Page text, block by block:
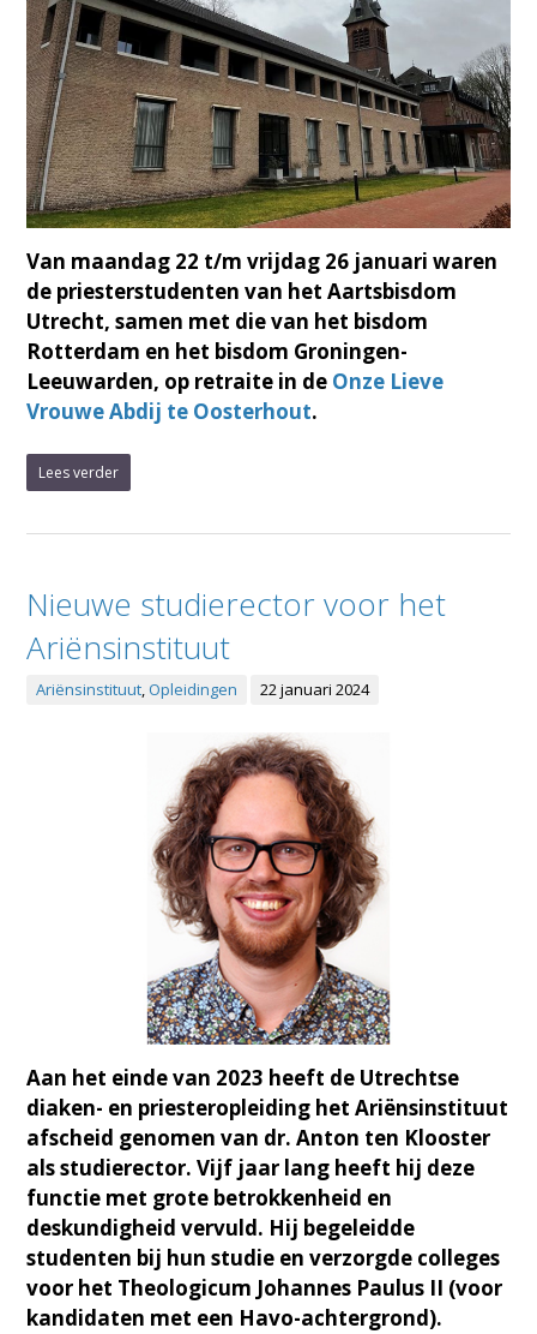
Van maandag 22 t/m vrijdag 26 januari waren
de priesterstudenten van het Aartsbisdom
Utrecht, samen met die van het bisdom
Rotterdam en het bisdom Groningen-
Leeuwarden, op retraite in de Onze Lieve
Vrouwe Abdij te Oosterhout.
Lees verder
Nieuwe studierector voor het
Ariënsinstituut
Ariënsinstituut,Opleidingen 22 januari 2024
Aan het einde van 2023 heeft de Utrechtse
diaken- en priesteropleiding het Ariënsinstituut
afscheid genomen van dr. Anton ten Klooster
als studierector. Vijf jaar lang heeft hij deze
functie met grote betrokkenheid en
deskundigheid vervuld. Hij begeleidde
studenten bij hun studie en verzorgde colleges
voor het Theologicum Johannes Paulus II (voor
kandidaten met een Havo-achtergrond).